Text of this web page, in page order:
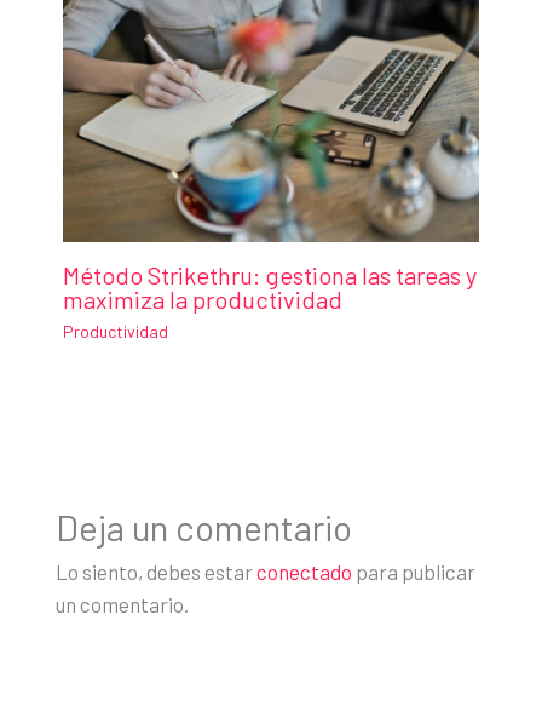
Método Strikethru: gestiona las tareas y
maximiza la productividad
Productividad
Deja un comentario
Lo siento, debes estarconectado para publicar
un comentario.